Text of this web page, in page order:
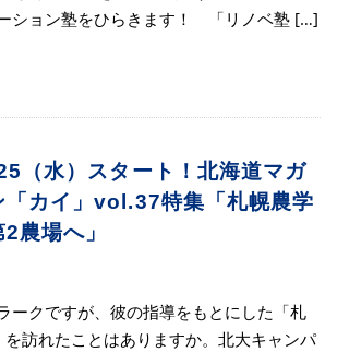
ション塾をひらきます！ 「リノベ塾 […]
（水）スタート！北海道マガ
「カイ」vol.37特集「札幌農学
農場へ」
ークですが、彼の指導をもとにした「札
訪れたことはありますか。北大キャンパ